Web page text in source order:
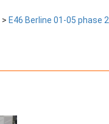
> E46 Berline 01-05 phase 2